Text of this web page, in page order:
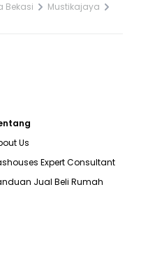
Bekasi
Mustikajaya
Us
Expert Consultant
Jual Beli Rumah